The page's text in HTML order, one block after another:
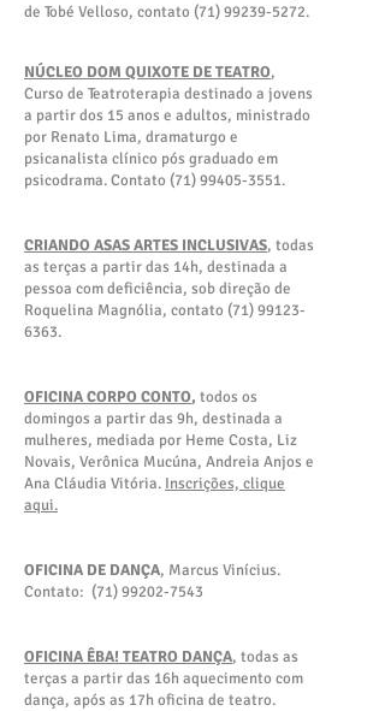
de Tobé Velloso, contato (71) 99239-5272.
NÚCLEO DOM QUIXOTE DE TEATRO,
Curso de Teatroterapia destinado a jovens
a partir dos 15 anos e adultos, ministrado
por Renato Lima, dramaturgo e
psicanalista clínico pós graduado em
psicodrama. Contato (71) 99405-3551.
CRIANDO ASAS ARTES INCLUSIVAS, todas
as terças a partir das 14h, destinada a
pessoa com deficiência, sob direção de
Roquelina Magnólia, contato (71) 99123-
6363.
OFICINA CORPO CONTO, todos os
domingos a partir das 9h, destinada a
mulheres, mediada por Heme Costa, Liz
Novais, Verônica Mucúna, Andreia Anjos e
Ana Cláudia Vitória. Inscrições, clique
aqui.
OFICINA DE DANÇA, Marcus Vinícius.
Contato: (71)99202-7543
OFICINA ÊBA! TEATRO DANÇA, todas as
terças a partir das 16h aquecimento com
dança, após as 17h oficina de teatro.